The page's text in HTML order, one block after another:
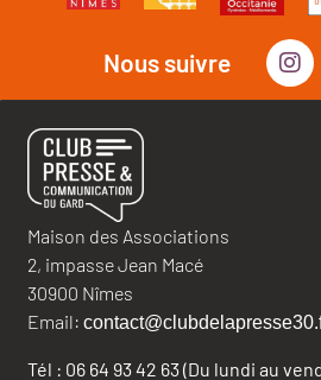
Nous suivre
Maison des Associations
2, impasse Jean Macé
30900 Nîmes
Email:
Tél : 06 64 93 42 63 (Du lundi au